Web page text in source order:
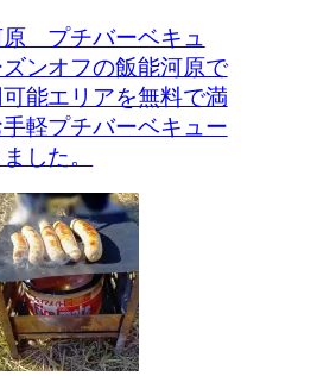
原 プチバーベキュ
ンオフの飯能河原で
能エリアを無料で満
軽プチバーベキュー
した。